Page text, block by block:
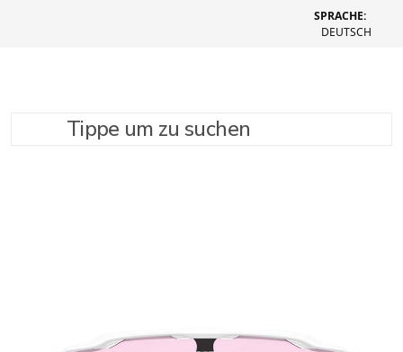
SPRACHE:
DEUTSCH
Tippe um zu suchen